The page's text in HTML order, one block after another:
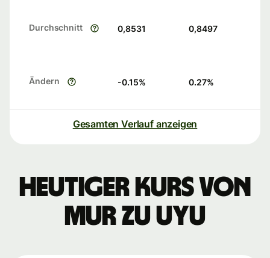
Durchschnitt 0,8531 0,8497
Ändern -0.15% 0.27%
Gesamten Verlauf anzeigen
Heutiger Kurs von
MUR zu UYU